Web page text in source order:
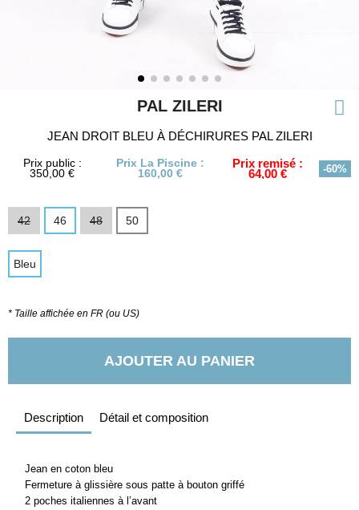
PAL ZILERI
JEAN DROIT BLEU À DÉCHIRURES PAL ZILERI
Prix public :
350,00 €
Prix La Piscine :
160,00 €
Prix remisé :
64,00 € -60%
42 46 48 50
Bleu
* Taille affichée en FR (ou US)
AJOUTER AU PANIER
Description Détail et composition
Jean en coton bleu
Fermeture à glissière sous patte à bouton griffé
2 poches italiennes à l’avant